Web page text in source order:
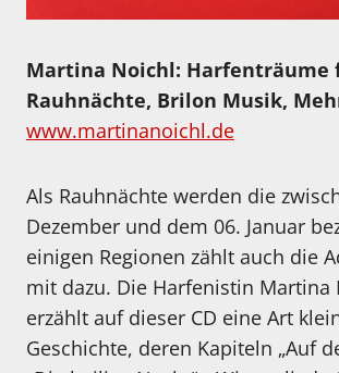
Martina Noichl: Harfenträume
Rauhnächte, Brilon Musik,
www.martinanoichl.de
Als Rauhnächte werden die
Dezember und dem 06. Januar
einigen Regionen zählt auch die
mit dazu. Die Harfenistin Martina
erzählt auf dieser CD eine Art
Geschichte, deren Kapiteln „Auf